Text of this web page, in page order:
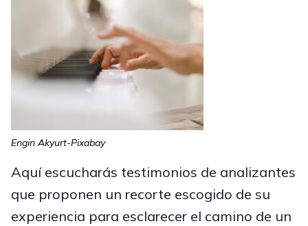
Engin Akyurt-Pixabay
Aquí escucharás testimonios de analizantes
que proponen un recorte escogido de su
experiencia para esclarecer el camino de un